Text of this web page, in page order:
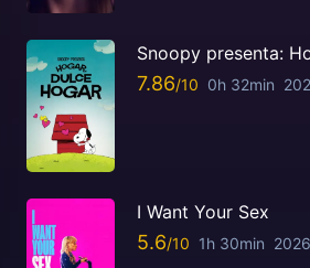
Snoopy presenta:
7.86 0h 32min
I Want Your Sex
5.6 1h 30min 2026